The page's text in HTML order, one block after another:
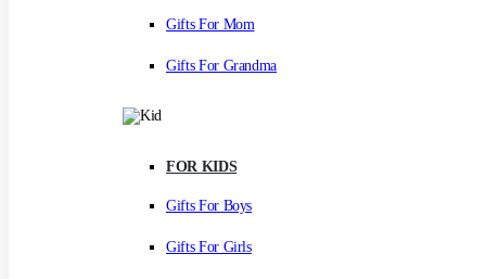
Gifts For Mom
Gifts For Grandma
FOR KIDS
Gifts For Boys
Gifts For Girls